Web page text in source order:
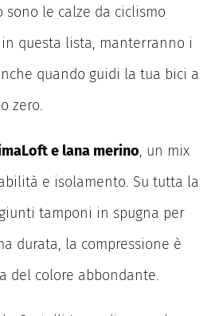
sono le calze da ciclismo
questa lista, manterranno i
quando guidi la tua bici a
zero.
e lana merino, un mix
e isolamento. Su tutta la
tamponi in spugna per
durata, la compressione è
del colore abbondante.